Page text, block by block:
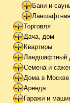
Бани и
Ланшафтная
Торговля
Дача, дом
Квартиры
Ландшафтный
Семена и
Дома в Москве
Аренда
Гаражи и